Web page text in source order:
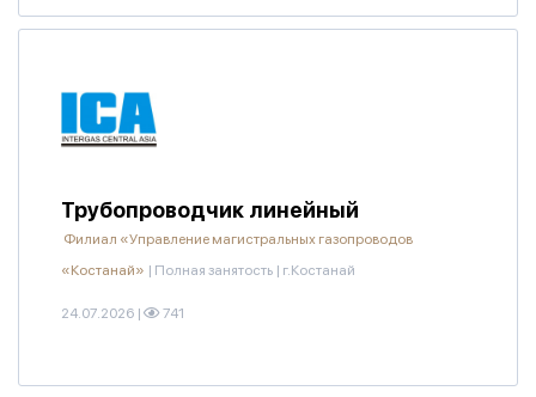
Трубопроводчик линейный
Филиал «Управление магистральных газопроводов
«Костанай» | Полная занятость | г.Костанай
24.07.2026 | 741